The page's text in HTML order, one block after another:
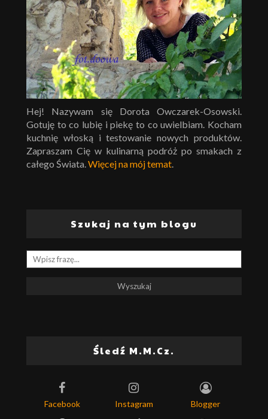
Hej! Nazywam się Dorota Owczarek-Osowski.
Gotuję to co lubię i piekę to co uwielbiam. Kocham
kuchnię włoską i testowanie nowych produktów.
Zapraszam Cię w kulinarną podróż po smakach z
całego Świata.Więcej na mój temat.
Szukaj na tym blogu
Śledź M.M.Cz.
Facebook Instagram Blogger